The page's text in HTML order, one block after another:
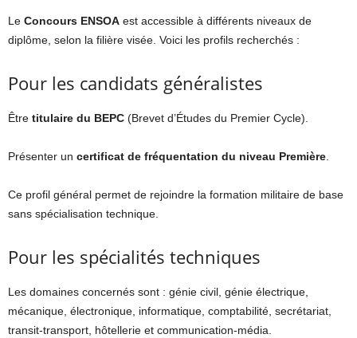
Le Concours ENSOA est accessible à différents niveaux de
diplôme, selon la filière visée. Voici les profils recherchés :
Pour les candidats généralistes
Être titulaire du BEPC (Brevet d’Études du Premier Cycle).
Présenter un certificat de fréquentation du niveau Première.
Ce profil général permet de rejoindre la formation militaire de base
sans spécialisation technique.
Pour les spécialités techniques
Les domaines concernés sont : génie civil, génie électrique,
mécanique, électronique, informatique, comptabilité, secrétariat,
transit-transport, hôtellerie et communication-média.